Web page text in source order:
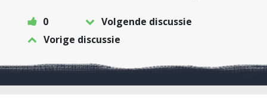
0
Volgende discussie
Vorige discussie